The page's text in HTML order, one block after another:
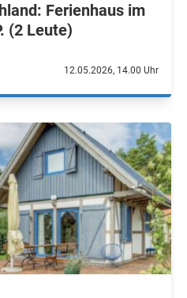
Ferienhaus im
(2 Leute)
12.05.2026, 14.00 Uhr